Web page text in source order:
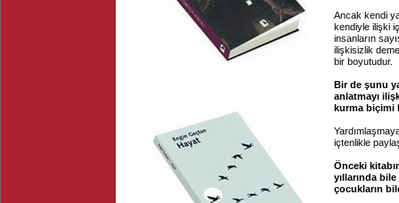
Ancak kendi
kendiyle ilişki
insanların
ilişkisizlik
bir boyutudur.
Bir de şunu
anlatmayı
kurma biçimi
içtenlikle
Önceki
yıllarında
çocukların